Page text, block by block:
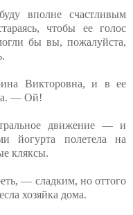
вполне счастливым
чтобы ее голос
бы вы, пожалуйста,
Викторовна, и в ее
— Ой!
движение — и
йогурта полетела на
кляксы.
— сладким, но оттого
хозяйка дома.